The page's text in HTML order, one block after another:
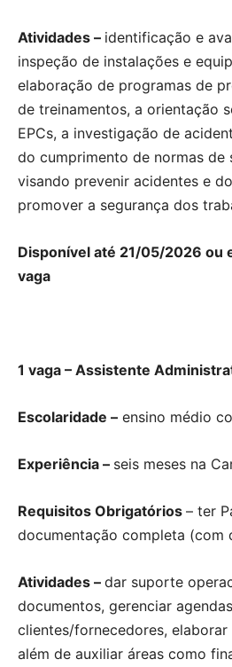
Atividades – identificação e
inspeção de instalações e
elaboração de programas de
de treinamentos, a orientação
EPCs, a investigação de
do cumprimento de normas de
visando prevenir acidentes e
promover a segurança dos
Disponível até 21/05/2026 ou
vaga
1 vaga – Assistente
Escolaridade – ensino médio
Experiência – seis meses na
Requisitos Obrigatórios – ter
documentação completa (com
Atividades – dar suporte
documentos, gerenciar
clientes/fornecedores,
além de auxiliar áreas como